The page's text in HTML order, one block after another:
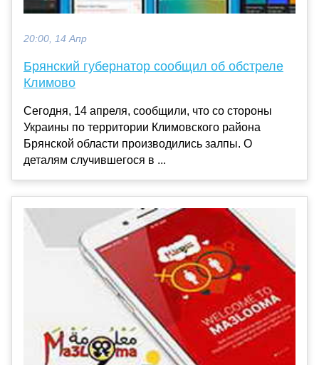
20:00, 14 Апр
Брянский губернатор сообщил об обстреле
Климово
Сегодня, 14 апреля, сообщили, что со стороны
Украины по территории Климовского района
Брянской области производились залпы. О
деталям случившегося в ...